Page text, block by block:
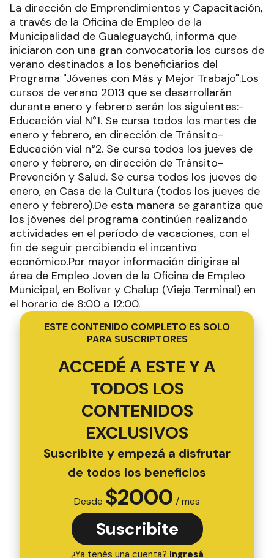
La dirección de Emprendimientos y Capacitación,
a través de la Oficina de Empleo de la
Municipalidad de Gualeguaychú, informa que
iniciaron con una gran convocatoria los cursos de
verano destinados a los beneficiarios del
Programa "Jóvenes con Más y Mejor Trabajo".Los
cursos de verano 2013 que se desarrollarán
durante enero y febrero serán los siguientes:-
Educación vial N°1. Se cursa todos los martes de
enero y febrero, en dirección de Tránsito-
Educación vial n°2. Se cursa todos los jueves de
enero y febrero, en dirección de Tránsito-
Prevención y Salud. Se cursa todos los jueves de
enero, en Casa de la Cultura (todos los jueves de
enero y febrero).De esta manera se garantiza que
los jóvenes del programa continúen realizando
actividades en el período de vacaciones, con el
fin de seguir percibiendo el incentivo
económico.Por mayor información dirigirse al
área de Empleo Joven de la Oficina de Empleo
Municipal, en Bolívar y Chalup (Vieja Terminal) en
el horario de 8:00 a 12:00.
ESTE CONTENIDO COMPLETO ES SOLO
PARA SUSCRIPTORES
ACCEDÉ A ESTE Y A
TODOS LOS
CONTENIDOS
EXCLUSIVOS
Suscribite y empezá a disfrutar
de todos los beneficios
Desde $2000 / mes
Suscribite
¿Ya tenés una cuenta? Ingresá